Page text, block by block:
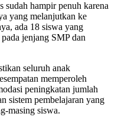
sudah hampir penuh karena
yang melanjutkan ke
ada 18 siswa yang
jenjang SMP dan
seluruh anak
memperoleh
peningkatan jumlah
sistem pembelajaran yang
masing siswa.